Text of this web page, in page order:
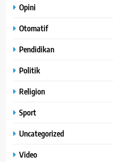
Opini
Otomatif
Pendidikan
Politik
Religion
Sport
Uncategorized
Video